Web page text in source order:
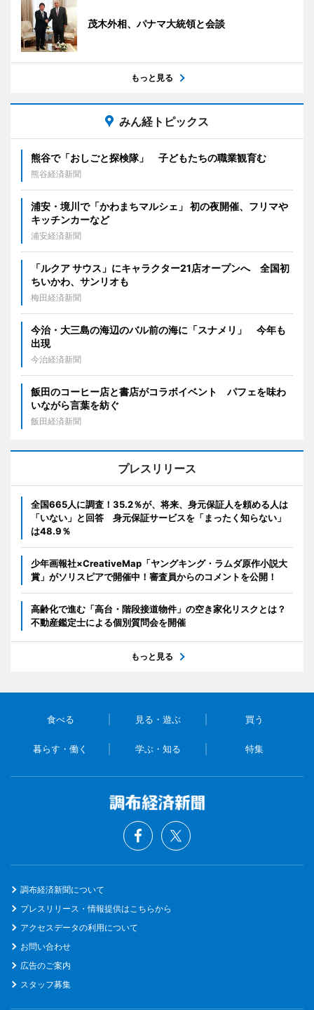
茂木外相、パナマ大統領と会談
もっと見る
みん経トピックス
熊谷で「おしごと探検隊」 子どもたちの職業観育む
熊谷経済新聞
浦安・境川で「かわまちマルシェ」 初の夜開催、フリマや
キッチンカーなど
浦安経済新聞
「ルクア サウス」にキャラクター21店オープンへ 全国初
ちいかわ、サンリオも
梅田経済新聞
今治・大三島の海辺のバル前の海に「スナメリ」 今年も
出現
今治経済新聞
飯田のコーヒー店と書店がコラボイベント パフェを味わ
いながら言葉を紡ぐ
飯田経済新聞
プレスリリース
全国665人に調査！35.2％が、将来、身元保証人を頼める人は
「いない」と回答 身元保証サービスを「まったく知らない」
は48.9％
少年画報社×CreativeMap「ヤングキング・ラムダ原作小説大
賞」がソリスピアで開催中！審査員からのコメントを公開！
高齢化で進む「高台・階段接道物件」の空き家化リスクとは？
不動産鑑定士による個別質問会を開催
もっと見る
食べる 見る・遊ぶ 買う
暮らす・働く 学ぶ・知る 特集
調布経済新聞について
プレスリリース・情報提供はこちらから
アクセスデータの利用について
お問い合わせ
広告のご案内
スタッフ募集